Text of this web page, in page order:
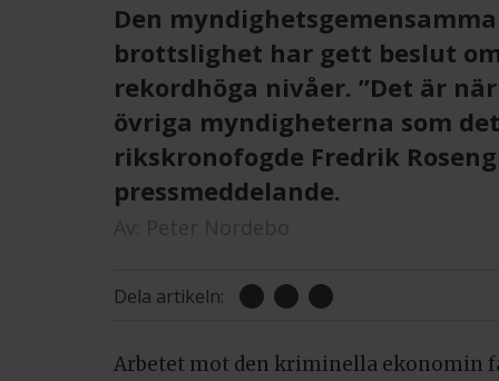
Den
brottslighet har gett beslut
rekordhöga nivåer. ”Det är
övriga myndigheterna som
rikskronofogde Fredrik
pressmeddelande.
Dela artikeln:
Arbetet mot den kriminella ekonomin